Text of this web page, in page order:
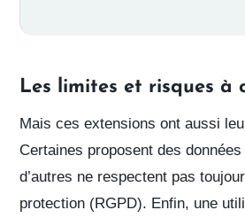
Les limites et risques à
Mais ces extensions ont aussi
Certaines proposentdes
d’autres ne respectent pas
protection (RGPD). Enfin, une